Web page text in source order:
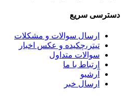
دسترسی سریع
ارسال سوالات و مشکلات
تیتر،چکیده و عکس اخبار
سوالات متداول
ارتباط با ما
آرشیو
ارسال خبر